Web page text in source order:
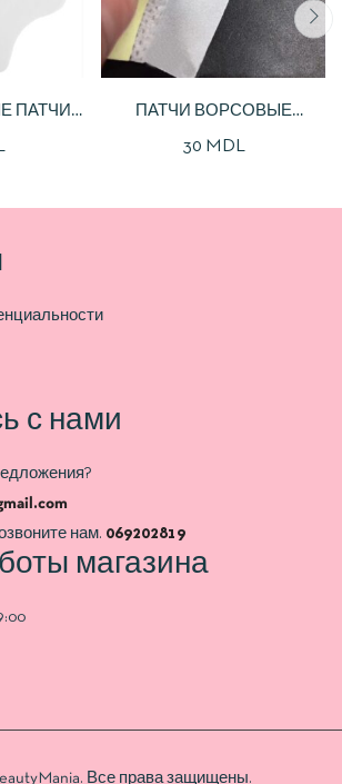
ПАТЧИ
ПАТЧИ ВОРСОВЫЕ
30 MDL
с нами
нам. 069202819
магазина
Все права защищены.